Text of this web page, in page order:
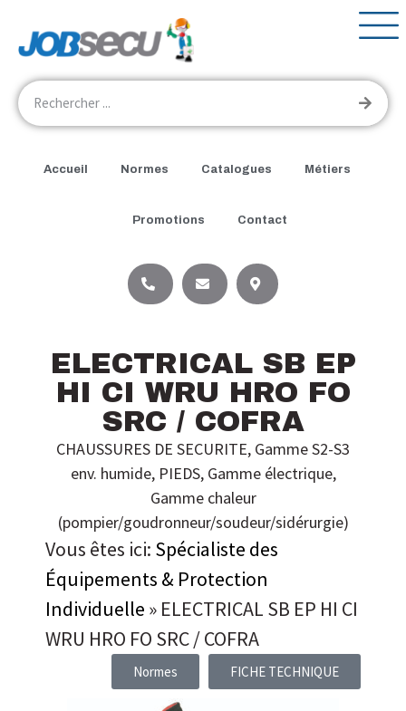
Accueil Normes Catalogues Métiers
Promotions Contact
ELECTRICAL SB EP
HI CI WRU HRO FO
SRC / COFRA
CHAUSSURES DE SECURITE, Gamme S2-S3
env. humide, PIEDS, Gamme électrique,
Gamme chaleur
(pompier/goudronneur/soudeur/sidérurgie)
Vous êtes ici: Spécialiste des
Équipements & Protection
Individuelle » ELECTRICAL SB EP HI CI
WRU HRO FO SRC / COFRA
Normes FICHE TECHNIQUE